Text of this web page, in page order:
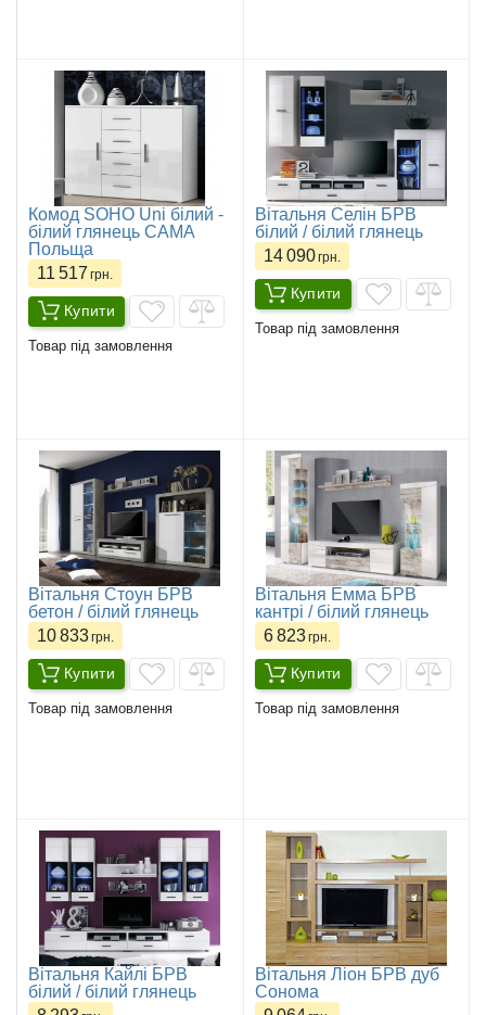
Комод SOHO Uni білий -
білий глянець CAMA
Польща
11 517 грн.
Купити
Товар під замовлення
Вітальня Селін БРВ
білий / білий глянець
14 090грн.
Купити
Товар під замовлення
​Вітальня Стоун БРВ
бетон / білий глянець
10 833грн.
Купити
Товар під замовлення
Вітальня Емма БРВ
кантрі / білий глянець
6 823грн.
Купити
Товар під замовлення
​Вітальня Кайлі БРВ
білий / білий глянець
​Вітальня Ліон БРВ дуб
Сонома